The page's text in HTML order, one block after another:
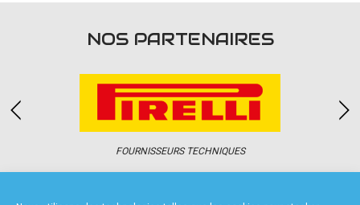
accéder à la billetterie
NOS PARTENAIRES
FOURNISSEURS TECHNIQUES